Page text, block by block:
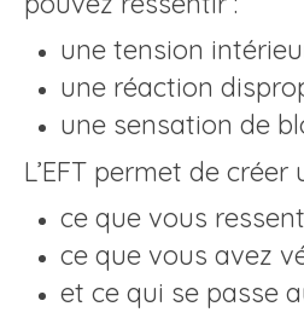
une tension
une réaction
une sensation de
L’EFT permet de créer
ce que vous
ce que vous avez
et ce qui se passe